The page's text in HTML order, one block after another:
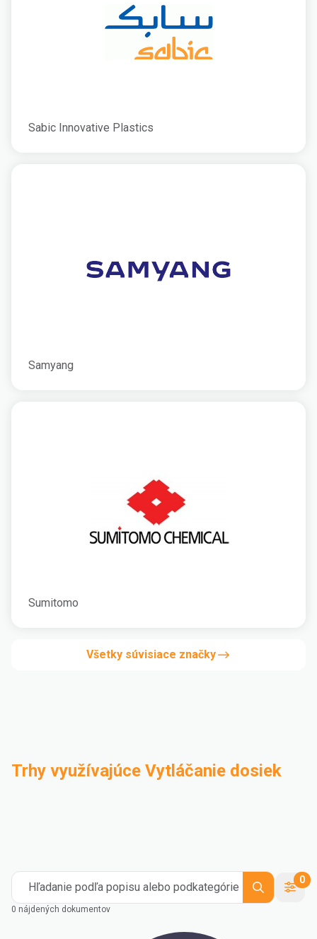
Sabic Innovative Plastics
Samyang
Sumitomo
Všetky súvisiace značky
Trhy využívajúce Vytláčanie dosiek
Hľadanie podľa popisu alebo podkategórie
0
0 nájdených dokumentov